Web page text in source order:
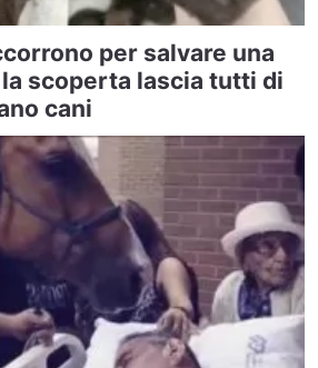
per salvare una
scoperta lascia tutti di
cani